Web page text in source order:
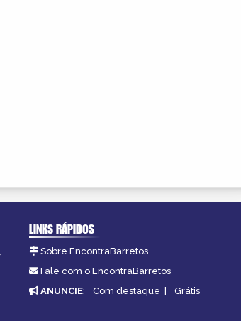
LINKS RÁPIDOS
Sobre EncontraBarretos
Fale com o EncontraBarretos
ANUNCIE: Com destaque | Grátis